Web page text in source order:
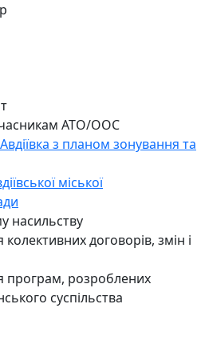
АТО/ООС
з планом зонування та
міської
насильству
договорів, змін і
програм, розроблених
суспільства